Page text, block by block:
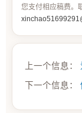
您支付相应稿费。
上一个信息：
下一个信息：